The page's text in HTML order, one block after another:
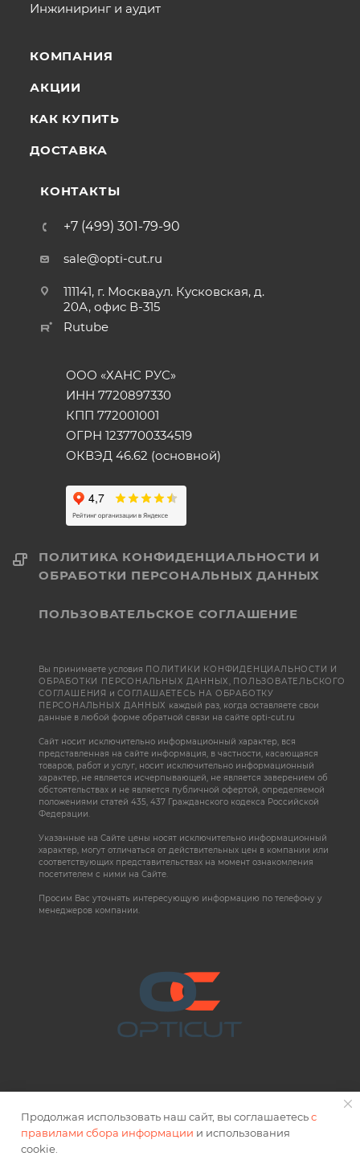
Инжиниринг и аудит
КОМПАНИЯ
АКЦИИ
КАК КУПИТЬ
ДОСТАВКА
КОНТАКТЫ
+7 (499) 301-79-90
sale@opti-cut.ru
111141, г. Москва,ул. Кусковская, д.
20А, офис В-315
Rutube
ООО «ХАНС РУС»
ИНН 7720897330
КПП 772001001
ОГРН 1237700334519
ОКВЭД 46.62 (основной)
ПОЛИТИКА КОНФИДЕНЦИАЛЬНОСТИ И
ОБРАБОТКИ ПЕРСОНАЛЬНЫХ ДАННЫХ
ПОЛЬЗОВАТЕЛЬСКОЕ СОГЛАШЕНИЕ
Вы принимаете условия ПОЛИТИКИ КОНФИДЕНЦИАЛЬНОСТИ И
ОБРАБОТКИ ПЕРСОНАЛЬНЫХ ДАННЫХ, ПОЛЬЗОВАТЕЛЬСКОГО
СОГЛАШЕНИЯ иСОГЛАШАЕТЕСЬ НА ОБРАБОТКУ
ПЕРСОНАЛЬНЫХ ДАННЫХ каждый раз, когда оставляете свои
данные в любой форме обратной связи на сайте opti-cut.ru
Сайт носит исключительно информационный характер, вся
представленная на сайте информация, в частности, касающаяся
товаров, работ и услуг, носит исключительно информационный
характер, не является исчерпывающей, не является заверением об
обстоятельствах и не является публичной офертой, определяемой
положениями статей 435, 437 Гражданского кодекса Российской
Федерации.
Указанные на Сайте цены носят исключительно информационный
характер, могут отличаться от действительных цен в компании или
соответствующих представительствах на момент ознакомления
посетителем с ними на Сайте.
Просим Вас уточнять интересующую информацию по телефону у
менеджеров компании.
2026 © OPTICUT
Продолжая использовать наш сайт, вы соглашаетесьс
правилами сбора информации и использования
cookie.